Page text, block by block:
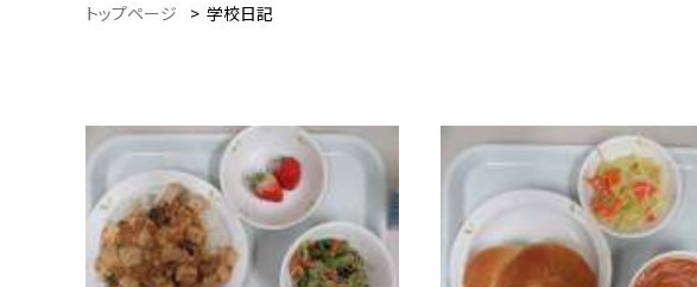
トップページ > 学校日記